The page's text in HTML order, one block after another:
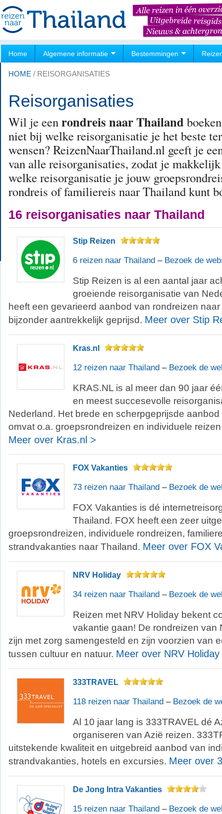
Home Algemene informatie Bestemmingen
HOME / REISORGANISATIES
Reisorganisaties
Wil je eenrondreis naar Thailand
niet bij welke reisorganisatie je het beste
wensen? ReizenNaarThailand.nl geeft je
van alle reisorganisaties, zodat je
welke reisorganisatie je jouw
rondreis of familiereis naar Thailand kunt
16 reisorganisaties naar Thailand
Stip Reizen
6 reizen naar Thailand – Bezoek de
Stip Reizen is al een aantal jaar
groeiende reisorganisatie van
heeft een gevarieerd aanbod van rondreizen
bijzonder aantrekkelijk geprijsd. Meer over Stip
Kras.nl
12 reizen naar Thailand – Bezoek de
KRAS.NL is al meer dan 90 jaar
en meest succesevolle
Nederland. Het brede en scherpgeprijsde
omvat o.a. groepsrondreizen en individuele
Meer over Kras.nl >
FOX Vakanties
73 reizen naar Thailand – Bezoek de
FOX Vakanties is dé
Thailand. FOX heeft een zeer
groepsrondreizen, individuele rondreizen,
strandvakanties naar Thailand. Meer over FOX
NRV Holiday
34 reizen naar Thailand – Bezoek de
Reizen met NRV Holiday bekent
vakantie gaan! De rondreizen van
zijn met zorg samengesteld en zijn voorzien van
tussen cultuur en natuur. Meer over NRV Holiday
333TRAVEL
118 reizen naar Thailand – Bezoek de
Al 10 jaar lang is 333TRAVEL dé
organiseren van Azië reizen.
uitstekende kwaliteit en uitgebreid aanbod van
strandvakanties, hotels en excursies. Meer over
De Jong Intra Vakanties
15 reizen naar Thailand – Bezoek de